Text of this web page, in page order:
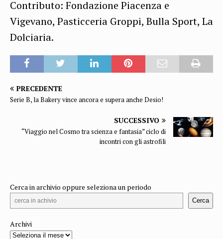
Contributo: Fondazione Piacenza e
Vigevano, Pasticceria Groppi, Bulla Sport, La
Dolciaria.
PRECEDENTE
Serie B, la Bakery vince ancora e supera anche Desio!
SUCCESSIVO
“Viaggio nel Cosmo tra scienza e fantasia” ciclo di
incontri con gli astrofili
Cerca in archivio oppure seleziona un periodo
Cerca
Archivi